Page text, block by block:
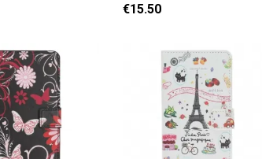
€15.50